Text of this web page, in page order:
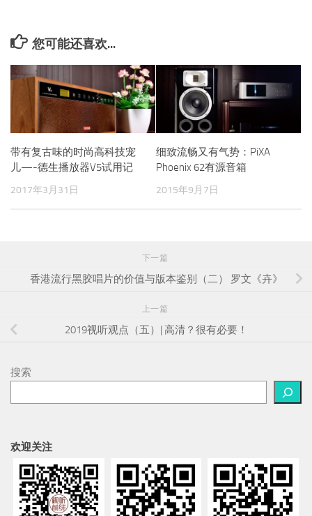
您可能还喜欢...
带有复古味的时尚高科技宠
儿—-德生播放器V5试用记
2017年3月31日
细致流畅又有气势：PiXA
Phoenix 62有源音箱
2015年9月7日
下一篇
香港流行黑胶唱片的价值与版本鉴别（二） 罗文《卉》
上一篇
2019视听观点（五）| 高清？很有必要！
搜索
欢迎关注